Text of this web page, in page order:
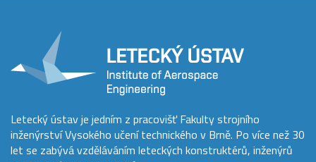
Letecký ústav je jedním z pracovišť Fakulty strojního
inženýrství Vysokého učení technického v Brně. Po více než 30
let se zabývá vzděláváním leteckých konstruktérů, inženýrů